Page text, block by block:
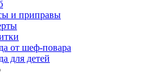
и приправы
от шеф-повара
для детей